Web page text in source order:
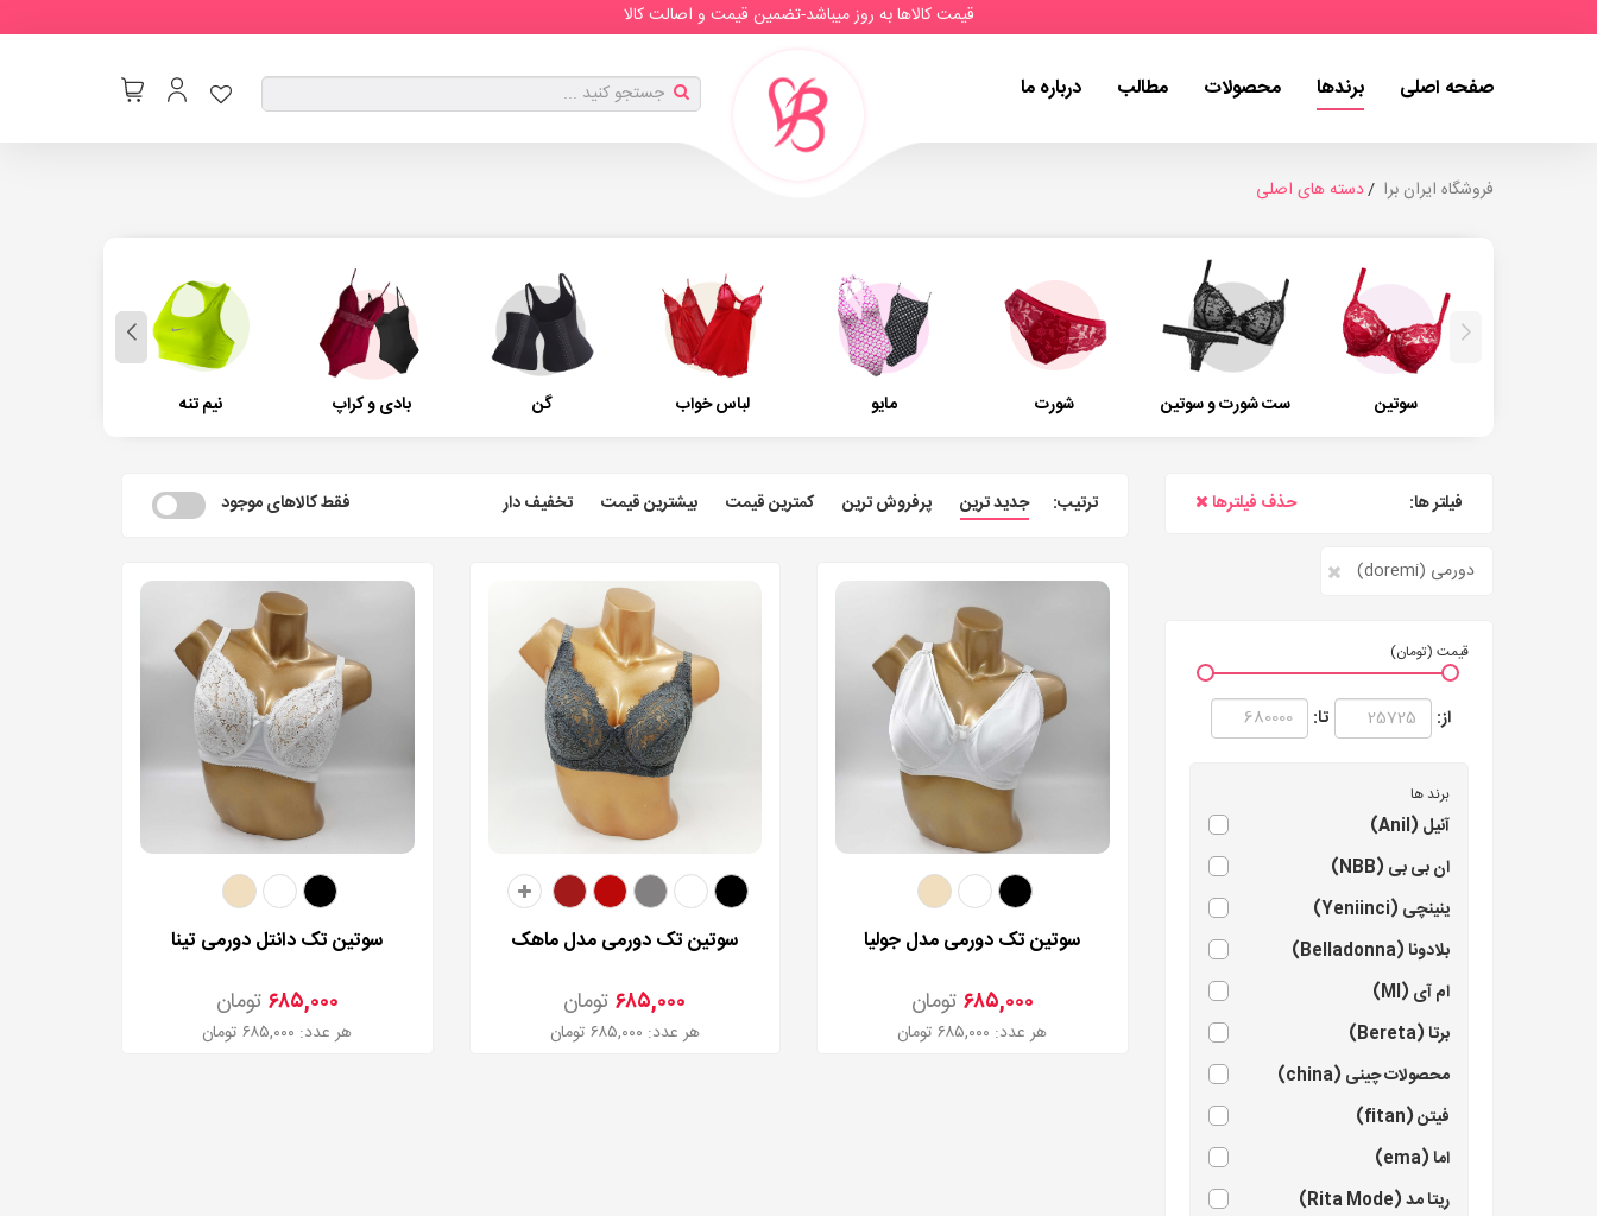
قیمت کالاها به روز میباشد-تضمین قیمت و اصالت کالا
صفحه اصلی برندها محصولات مطالب درباره ما
فروشگاه ایران برا دسته های اصلی
سوتین ست شورت و سوتین شورت مایو لباس خواب گن بادی و کراپ نیم تنه
فیلتر ها: حذف فیلترها
دورمی (doremi)
قیمت (تومان)
از: تا:
برند ها
آنیل (Anil)
ان بی بی (NBB)
ینینچی (Yeniinci)
بلادونا (Belladonna)
ام آی (MI)
برتا (Bereta)
محصولات چینی (china)
فیتن (fitan)
اما (ema)
ریتا مد (Rita Mode)
ترتیب: جدید ترین پرفروش ترین کمترین قیمت بیشترین قیمت تخفیف دار فقط کالاهای موجود
سوتین تک دورمی مدل جولیا
۶۸۵,۰۰۰ تومان
هر عدد: ۶۸۵,۰۰۰ تومان
سوتین تک دورمی مدل ماهک
۶۸۵,۰۰۰تومان
هر عدد: ۶۸۵,۰۰۰ تومان
سوتین تک دانتل دورمی تینا
۶۸۵,۰۰۰ تومان
هر عدد: ۶۸۵,۰۰۰ تومان